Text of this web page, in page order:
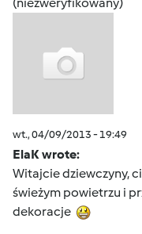
wt., 04/09/2013 - 19:49
ElaK wrote:
Witajcie dziewczyny,
świeżym powietrzu i
dekoracje